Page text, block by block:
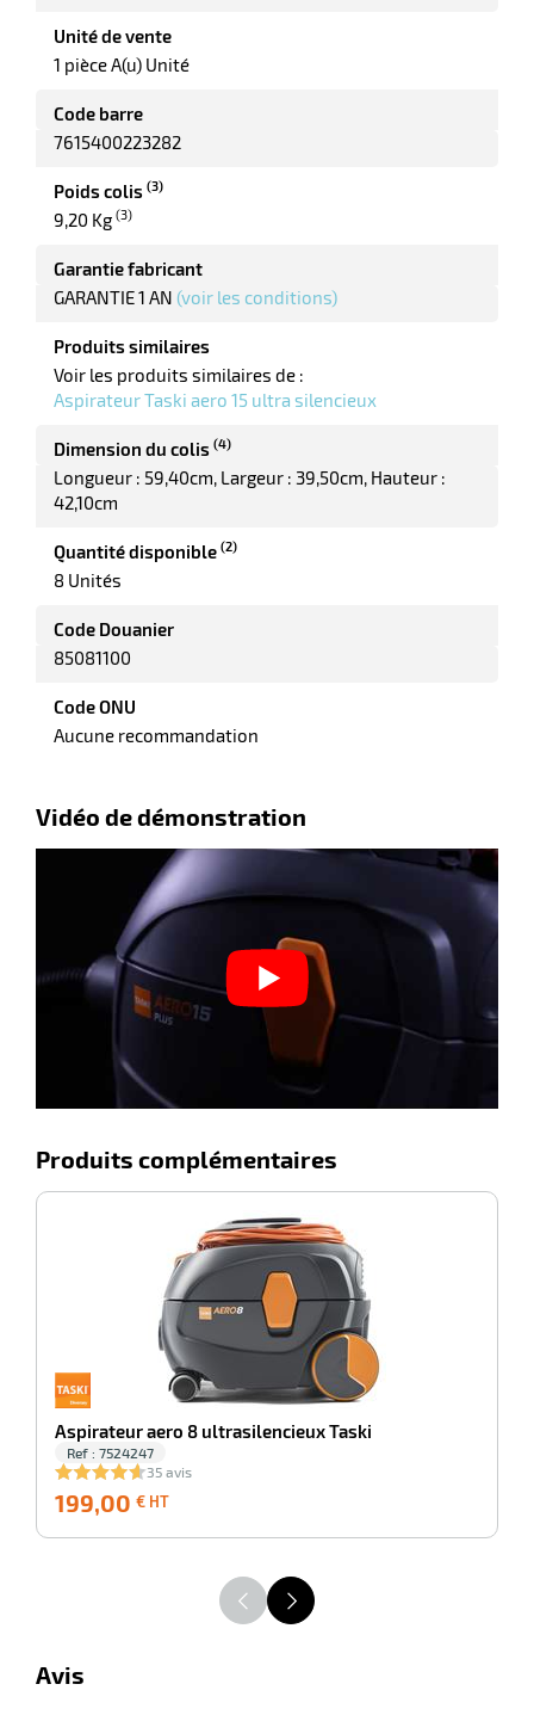
Unité de vente
1 pièce A(u) Unité
Code barre
7615400223282
Poids colis (3)
9,20 Kg (3)
Garantie fabricant
GARANTIE 1 AN (voir les conditions)
Produits similaires
Voir les produits similaires de :
Aspirateur Taski aero 15 ultra silencieux
Dimension du colis (4)
Longueur : 59,40cm Largeur : 39,50cm Hauteur :
42,10cm
Quantité disponible (2)
8 Unités
Code Douanier
85081100
Code ONU
Aucune recommandation
Vidéo de démonstration
Produits complémentaires
Aspirateur aero 8 ultrasilencieux Taski
Ref : 7524247
35 avis
199,00 € HT
HT
Avis